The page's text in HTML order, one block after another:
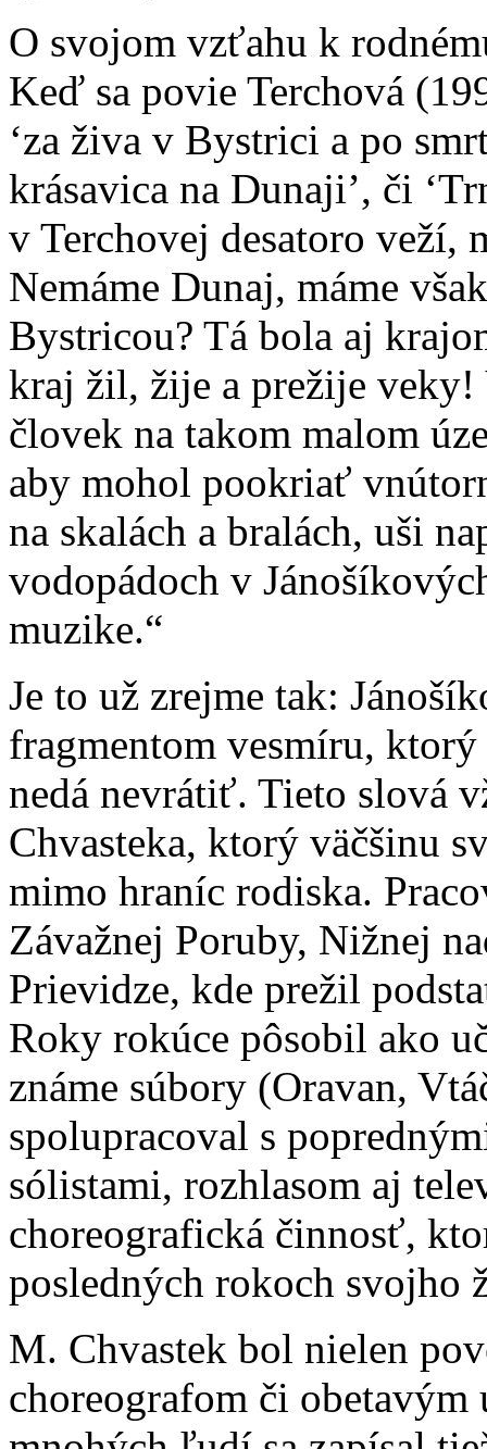
O svojom vzťahu k
Keď sa povie Terchová
‘za živa v Bystrici a po
krásavica na Dunaji’, či
v Terchovej desatoro veží,
Nemáme Dunaj, máme
Bystricou? Tá bola aj
kraj žil, žije a prežije veky!
človek na takom malom
aby mohol pookriať
na skalách a bralách, uši
vodopádoch v
muzike.“
Je to už zrejme tak:
fragmentom vesmíru,
nedá nevrátiť. Tieto slová
Chvasteka, ktorý väčšinu
mimo hraníc rodiska.
Závažnej Poruby, Nižnej
Prievidze, kde prežil
Roky rokúce pôsobil ako
známe súbory (Oravan,
spolupracoval s
sólistami, rozhlasom aj
choreografická činnosť,
posledných rokoch svojho
M. Chvastek bol nielen
choreografom či